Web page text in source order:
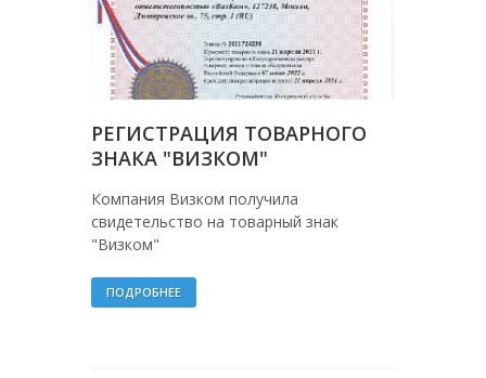
РЕГИСТРАЦИЯ ТОВАРНОГО
ЗНАКА "ВИЗКОМ"
Компания Визком получила
свидетельство на товарный знак
"Визком"
ПОДРОБНЕЕ